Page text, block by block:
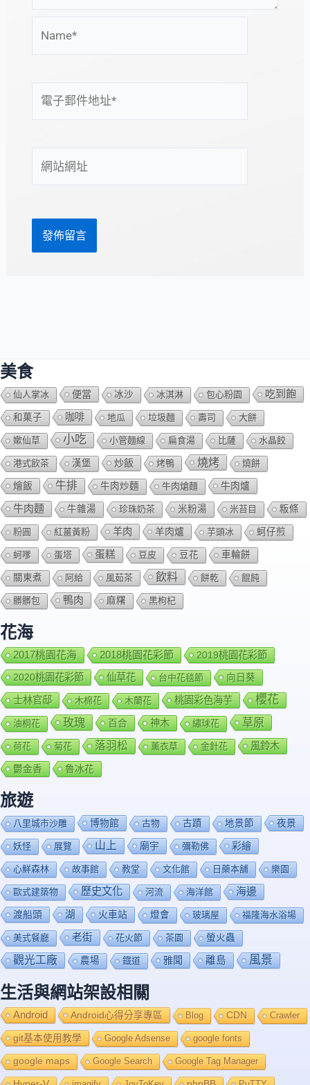
子
地
站
美食
仙人掌冰 便當 冰沙 冰淇淋 包心粉園 吃到飽
和菓子 咖啡 地瓜 垃圾麵 壽司 大餅
嫰仙草 小吃 小管麵線 扁食湯 比薩 水晶餃
港式飲茶 漢堡 炒飯 烤鴨 燒烤 燒餅
燴飯 牛排 牛肉炒麵 牛肉熗麵 牛肉爐
牛肉麵 牛雜湯 珍珠奶茶 米粉湯 米苔目 粄條
粉圓 紅薑黃粉 羊肉 羊肉爐 芋頭冰 蚵仔煎
蚵嗲 蛋塔 蛋糕 豆皮 豆花 車輪餅
關東煮 阿給 風茹茶 飲料 餅乾 餛飩
髒髒包 鴨肉 麻糬 黑枸杞
花海
2017桃園花海 2018桃園花彩節
2019桃園花彩節
2020桃園花彩節
仙草花 台中花毯節 向日葵
士林官邸 木棉花 木蘭花 桃園彩色海芋 櫻花
油桐花 玫瑰 百合 神木 繡球花 草原
荷花 菊花 落羽松 薰衣草 金針花 風鈴木
鬱金香 魯冰花
旅遊
八里城市沙雕 博物館 古物 古蹟 地景節 夜景
妖怪 展覽 山上 廟宇 彌勒佛 彩繪
心鮮森林 故事館 教堂 文化館 日藥本舖 樂園
歐式建築物 歷史文化 河流 海洋館 海邊
渡船頭 湖 火車站 燈會 玻璃屋 福隆海水浴場
美式餐廳 老街 花火節 茶園 螢火蟲
觀光工廠 農場 鐡道 雅聞 離島 風景
生活與網站架設相關
Android Android心得分享專區 Blog CDN Crawler
git基本使用教學 Google Adsense google fonts
google maps Google Search Google Tag Manager